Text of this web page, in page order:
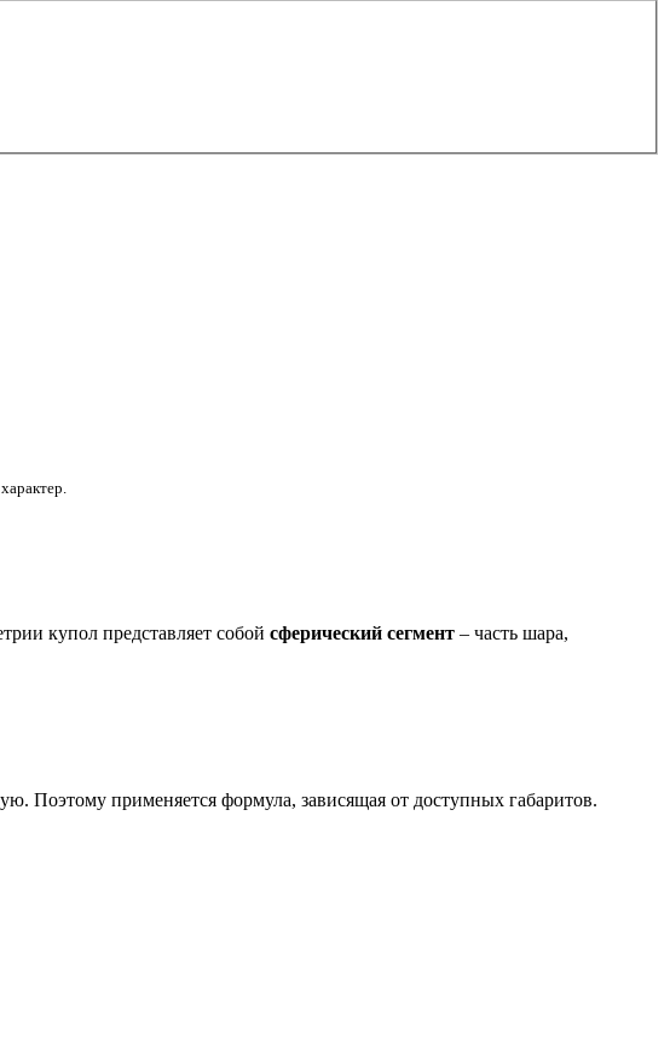
купол представляет собой сферический сегмент – часть шара,
Поэтому применяется формула, зависящая от доступных габаритов.
+ h^2)